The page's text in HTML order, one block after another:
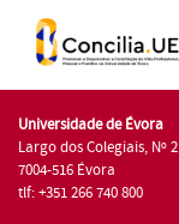
Universidade de Évora
Largo dos Colegiais, Nº 2
7004-516 Évora
tlf: +351 266 740 800